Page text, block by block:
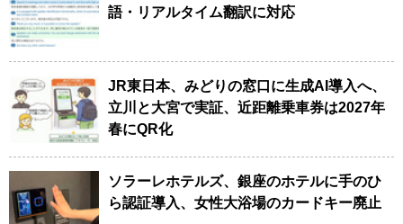
語・リアルタイム翻訳に対応
JR東日本、みどりの窓口に生成AI導入へ、
立川と大宮で実証、近距離乗車券は2027年
春にQR化
ソラーレホテルズ、銀座のホテルに手のひ
ら認証導入、女性大浴場のカードキー廃止